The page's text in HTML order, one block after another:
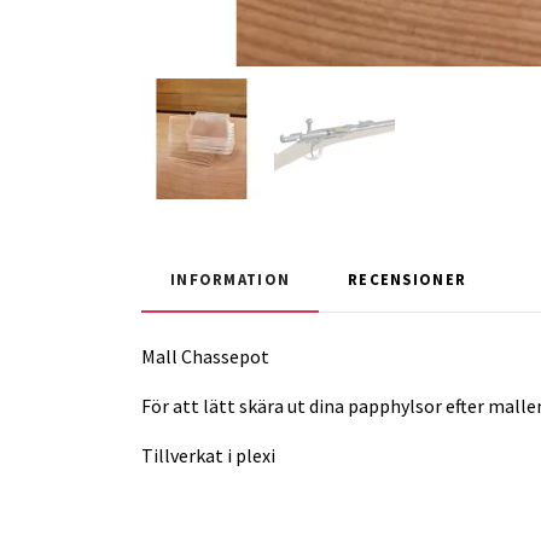
INFORMATION RECENSIONER
Mall Chassepot
För att lätt skära ut dina papphylsor efter
Tillverkat i plexi